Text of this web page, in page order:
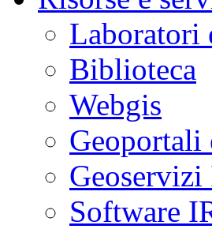
Laboratori
Biblioteca
Webgis
Geoportali
Software